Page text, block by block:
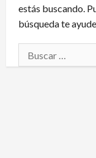
estás buscando.
búsqueda te
Buscar: